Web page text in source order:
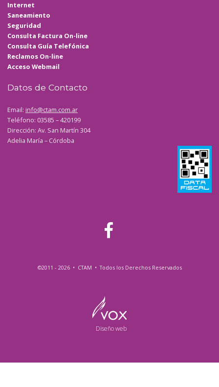
Internet
Saneamiento
Seguridad
Consulta Factura On-line
Consulta Guía Telefónica
Reclamos On-line
Acceso Webmail
Datos de Contacto
Email: info@ctam.com.ar
Teléfono: 03585 – 420199
Dirección: Av. San Martín 304
Adelia María – Córdoba
©2011 - 2026 • CTAM • Todos los Derechos Reservados
Diseño web